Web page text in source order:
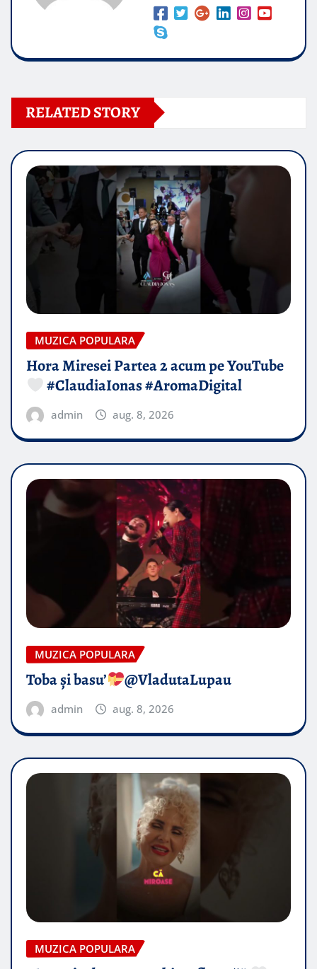
RELATED STORY
MUZICA POPULARA
Hora Miresei Partea 2 acum pe YouTube
#ClaudiaIonas #AromaDigital
admin aug. 8, 2026
MUZICA POPULARA
Toba și basu’ @VladutaLupau
admin aug. 8, 2026
MUZICA POPULARA